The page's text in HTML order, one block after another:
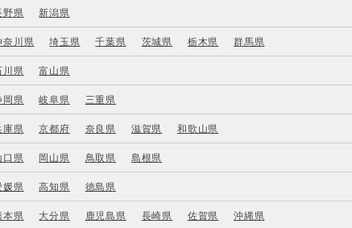
野県 新潟県
奈川県 埼玉県 千葉県 茨城県 栃木県 群馬県
川県 富山県
岡県 岐阜県 三重県
庫県 京都府 奈良県 滋賀県 和歌山県
口県 岡山県 鳥取県 島根県
媛県 高知県 徳島県
本県 大分県 鹿児島県 長崎県 佐賀県 沖縄県